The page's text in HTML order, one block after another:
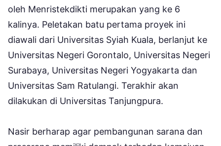
oleh Menristekdikti merupakan yang ke 6
kalinya. Peletakan batu pertama proyek ini
diawali dari Universitas Syiah Kuala, berlanjut ke
Universitas Negeri Gorontalo, Universitas Negeri
Surabaya, Universitas Negeri Yogyakarta dan
Universitas Sam Ratulangi. Terakhir akan
dilakukan di Universitas Tanjungpura.
Nasir berharap agar pembangunan sarana dan